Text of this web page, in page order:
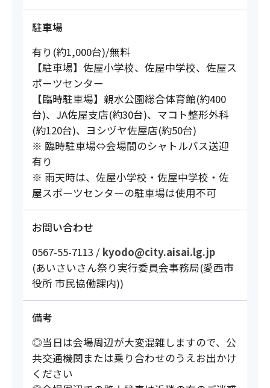
駐車場
有り(約1,000台)/無料
【駐車場】佐屋小学校、佐屋中学校、佐屋ス
ポーツセンター
【臨時駐車場】親水公園総合体育館(約400
台)、JA佐屋支店(約30台)、マコト整形外科
(約120台)、ヨシヅヤ佐屋店(約50台)
※ 臨時駐車場⇔会場間のシャトルバス送迎
有り
※ 雨天時は、佐屋小学校・佐屋中学校・佐
屋スポーツセンターの駐車場は使用不可
お問い合わせ
0567-55-7113 / kyodo@city.aisai.lg.jp
(あいさいさん祭り実行委員会事務局(愛西市
役所 市民協働課内))
備考
◎当日は会場周辺が大変混雑しますので、公
共交通機関または乗り合わせのうえお出かけ
ください